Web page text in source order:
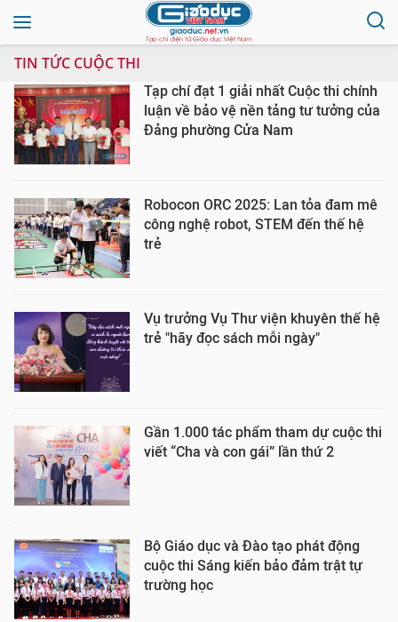
TIN TỨC CUỘC THI
Tạp chí đạt 1 giải nhất Cuộc thi chính
luận về bảo vệ nền tảng tư tưởng của
Đảng phường Cửa Nam
Robocon ORC 2025: Lan tỏa đam mê
công nghệ robot, STEM đến thế hệ
trẻ
Vụ trưởng Vụ Thư viện khuyên thế hệ
trẻ "hãy đọc sách mỗi ngày"
Gần 1.000 tác phẩm tham dự cuộc thi
viết “Cha và con gái” lần thứ 2
Bộ Giáo dục và Đào tạo phát động
cuộc thi Sáng kiến bảo đảm trật tự
trường học